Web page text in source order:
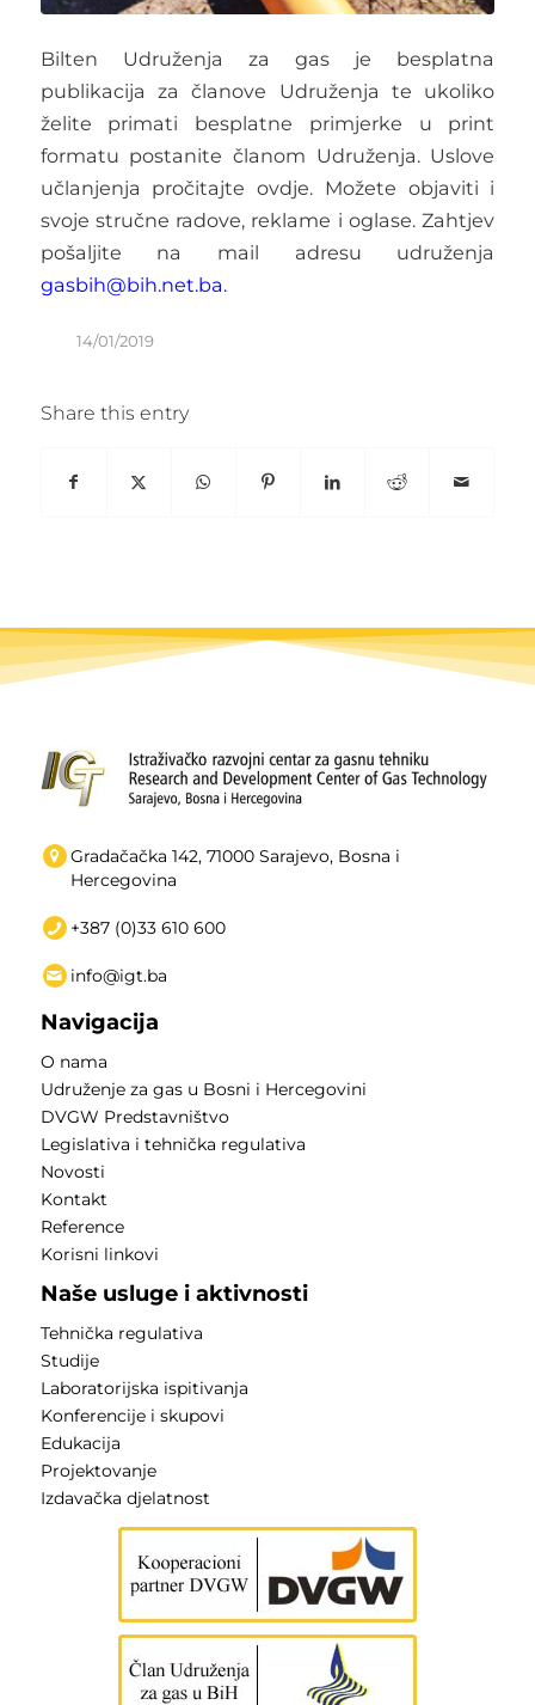
Bilten Udruženja za gas je besplatna
publikacija za članove Udruženja te ukoliko
želite primati besplatne primjerke u print
formatu postanite članom Udruženja. Uslove
učlanjenja pročitajteovdje. Možete objaviti i
svoje stručne radove, reklame i oglase. Zahtjev
pošaljite na mail adresu udruženja
gasbih@bih.net.ba.
14/01/2019
Share this entry
Gradačačka 142, 71000 Sarajevo, Bosna i
Hercegovina
+387 (0)33 610 600
info@igt.ba
Navigacija
O nama
Udruženje za gas u Bosni i Hercegovini
DVGW Predstavništvo
Legislativa i tehnička regulativa
Novosti
Kontakt
Reference
Korisni linkovi
Naše usluge i aktivnosti
Tehnička regulativa
Studije
Laboratorijska ispitivanja
Konferencije i skupovi
Edukacija
Projektovanje
Izdavačka djelatnost